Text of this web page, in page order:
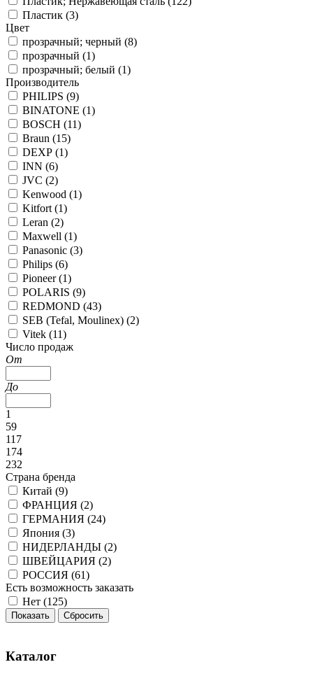
Пластик (3)
Цвет
прозрачный; черный (8)
прозрачный (1)
прозрачный; белый (1)
Производитель
PHILIPS (9)
BINATONE (1)
BOSCH (11)
Braun (15)
DEXP (1)
INN (6)
JVC (2)
Kenwood (1)
Kitfort (1)
Leran (2)
Maxwell (1)
Panasonic (3)
Philips (6)
Pioneer (1)
POLARIS (9)
REDMOND (43)
SEB (Tefal, Moulinex) (2)
Vitek (11)
Число продаж
От
До
1
59
117
174
232
Страна бренда
Китай (9)
ФРАНЦИЯ (2)
ГЕРМАНИЯ (24)
Япония (3)
НИДЕРЛАНДЫ (2)
ШВЕЙЦАРИЯ (2)
РОССИЯ (61)
Есть возможность заказать
Нет (125)
Каталог